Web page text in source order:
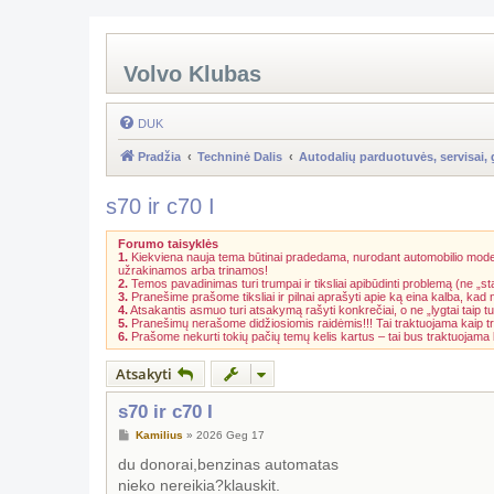
Volvo Klubas
DUK
Pradžia Techninė Dalis Autodalių parduotuvės, servisai,
s70 ir c70 I
Forumo taisyklės
1. Kiekviena nauja tema būtinai pradedama, nurodant automobilio
užrakinamos arba trinamos!
2. Temos pavadinimas turi trumpai ir tiksliai apibūdinti problemą (ne
3. Pranešime prašome tiksliai ir pilnai aprašyti apie ką eina kalba,
4.Atsakantis asmuo turi atsakymą rašyti konkrečiai, o ne „lygtai taip
5. Pranešimų nerašome didžiosiomis raidėmis!!! Tai traktuojama kaip
6. Prašome nekurti tokių pačių temų kelis kartus – tai bus
Atsakyti
s70 ir c70 I
S
a
n
d
Kamilius » 2026 Geg 17
du donorai,benzinas automatas
nieko nereikia?klauskit.